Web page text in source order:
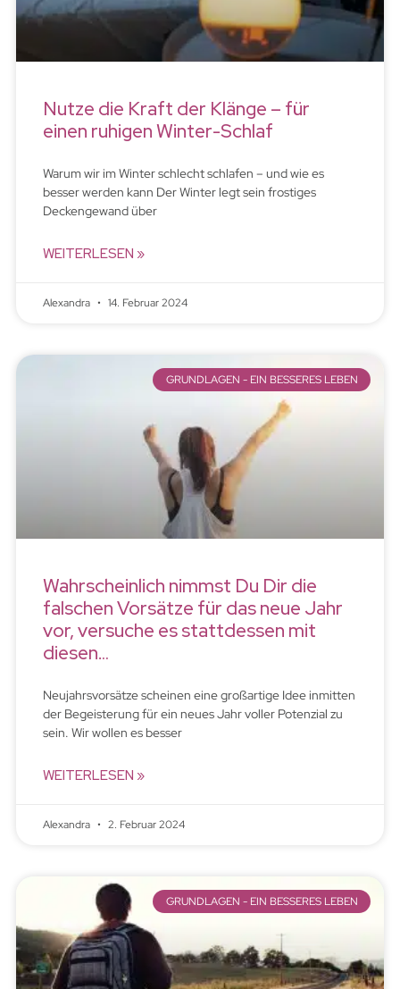
Nutze die Kraft der Klänge – für
einen ruhigen Winter-Schlaf
Warum wir im Winter schlecht schlafen – und wie es
besser werden kann Der Winter legt sein frostiges
Deckengewand über
WEITERLESEN »
Alexandra 14. Februar 2024
GRUNDLAGEN - EIN BESSERES LEBEN
Wahrscheinlich nimmst Du Dir die
falschen Vorsätze für das neue Jahr
vor, versuche es stattdessen mit
diesen…
Neujahrsvorsätze scheinen eine großartige Idee inmitten
der Begeisterung für ein neues Jahr voller Potenzial zu
sein. Wir wollen es besser
WEITERLESEN »
Alexandra 2. Februar 2024
GRUNDLAGEN - EIN BESSERES LEBEN